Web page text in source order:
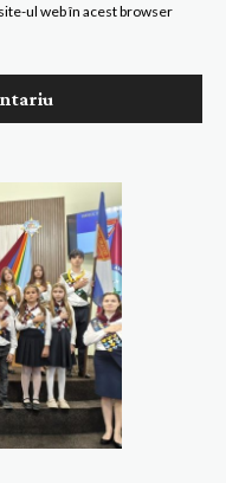
ul web în acest browser